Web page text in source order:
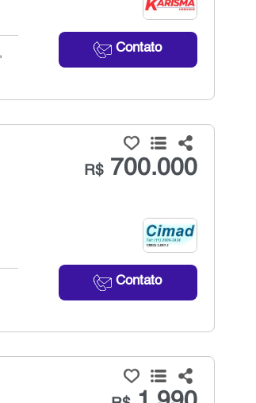
Contato
R$700.000
Contato